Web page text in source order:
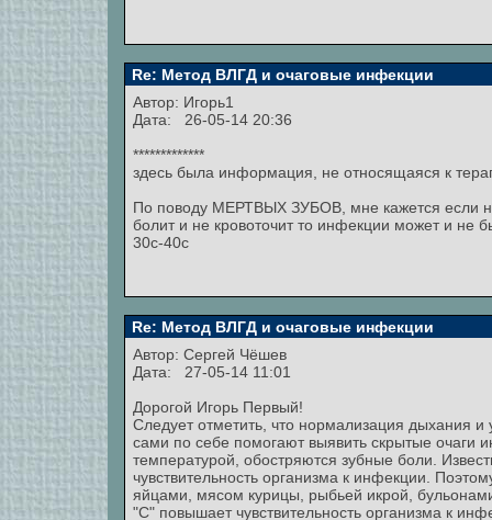
Re: Метод ВЛГД и очаговые инфекции
Автор: Игорь1
Дата: 26-05-14 20:36
*************
здесь была информация, не относящаяся к
По поводу МЕРТВЫХ ЗУБОВ, мне кажется если
болит и не кровоточит то инфекции может и не
30с-40с
Re: Метод ВЛГД и очаговые инфекции
Автор: Сергей Чёшев
Дата: 27-05-14 11:01
Дорогой Игорь Первый!
Следует отметить, что нормализация дыхания
сами по себе помогают выявить скрытые очаги
температурой, обостряются зубные боли.
чувствительность организма к инфекции.
яйцами, мясом курицы, рыбьей икрой,
"С" повышает чувствительность организма к